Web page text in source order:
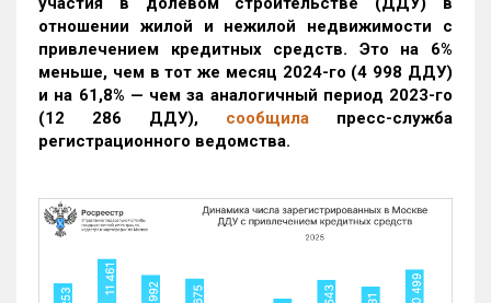
отношении жилой и нежилой недвижимости с
привлечением кредитных средств. Это на 6%
меньше, чем в тот же месяц 2024-го (4 998 ДДУ)
и на 61,8% — чем за аналогичный период 2023-го
(12 286 ДДУ), сообщила пресс-служба
регистрационного ведомства.